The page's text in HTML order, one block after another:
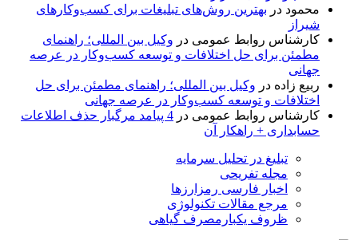
محمود در بهترین روش‌های تبلیغات برای کسب‌وکارهای
شیراز
کارشناس روابط عمومی در وکیل بین المللی؛ راهنمای
مطمئن برای حل اختلافات و توسعه کسب‌وکار در عرصه
جهانی
ربیع زاده در وکیل بین المللی؛ راهنمای مطمئن برای حل
اختلافات و توسعه کسب‌وکار در عرصه جهانی
کارشناس روابط عمومی در
4 پیامد مرگبار حذف اطلاعات
حسابداری + راهکار آن
تبلیغ در تحلیل سرمایه
مجله تفریحی
اخبار فارسی رمزارزها
مرجع مقالات تکنولوژی
ظروف یکبارمصرف گیاهی